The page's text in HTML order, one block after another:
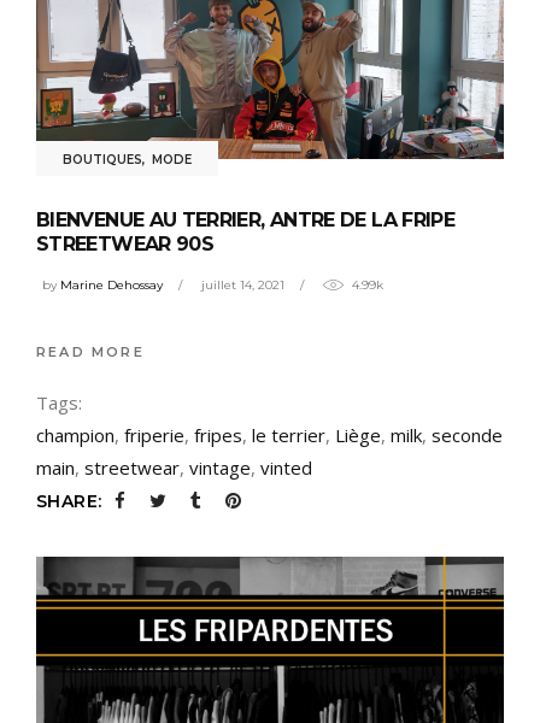
BOUTIQUES, MODE
BIENVENUE AU TERRIER, ANTRE DE LA FRIPE
STREETWEAR 90S
by Marine Dehossay juillet 14, 2021 4.99k
READ MORE
Tags:
champion, friperie, fripes, le terrier, Liège, milk, seconde
main, streetwear, vintage, vinted
SHARE: